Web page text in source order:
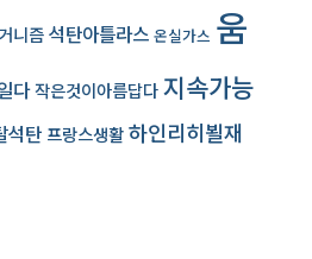
니즘석탄아틀라스 온실가스 움
다작은것이아름답다지속가능
석탄 프랑스생활하인리히뵐재